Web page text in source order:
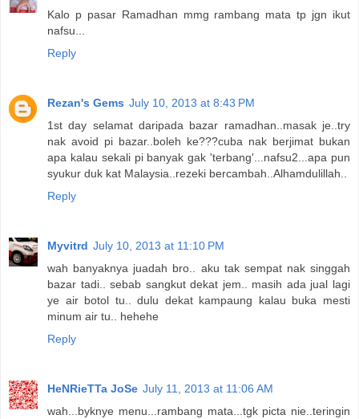
Kalo p pasar Ramadhan mmg rambang mata tp jgn ikut
nafsu...
Reply
Rezan's Gems July 10, 2013 at 8:43 PM
1st day selamat daripada bazar ramadhan..masak je..try
nak avoid pi bazar..boleh ke???cuba nak berjimat bukan
apa kalau sekali pi banyak gak 'terbang'...nafsu2...apa pun
syukur duk kat Malaysia..rezeki bercambah..Alhamdulillah..
Reply
Myvitrd July 10, 2013 at 11:10 PM
wah banyaknya juadah bro.. aku tak sempat nak singgah
bazar tadi.. sebab sangkut dekat jem.. masih ada jual lagi
ye air botol tu.. dulu dekat kampaung kalau buka mesti
minum air tu.. hehehe
Reply
HeNRieTTa JoSe July 11, 2013 at 11:06 AM
wah...byknye menu...rambang mata...tgk picta nie..teringin